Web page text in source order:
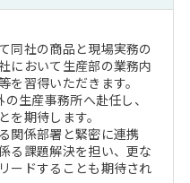
同社の商品と現場実務の
において生産部の業務内
習得いただきます。
生産事務所へ赴任し、
期待します。
関係部署と緊密に連携
る課題解決を担い、更な
ードすることも期待され